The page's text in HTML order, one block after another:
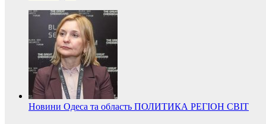
Новини Одеса та область ПОЛИТИКА РЕГІОН СВІТ